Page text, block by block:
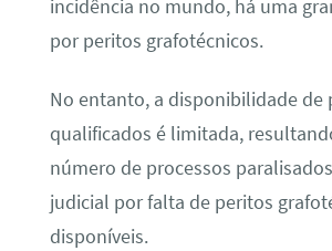
incidência no mundo, há uma
por peritos grafotécnicos.
No entanto, a disponibilidade de
qualificados é limitada,
número de processos
judicial por falta de peritos
disponíveis.